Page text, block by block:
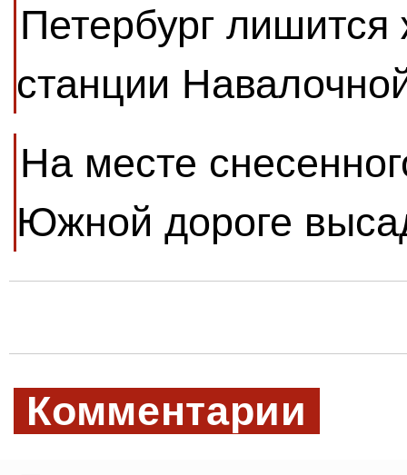
Петербург
станции
На месте
Южной дороге
Комментарии